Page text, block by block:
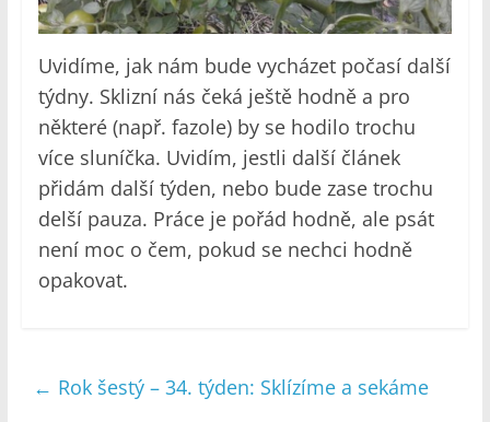
Uvidíme, jak nám bude vycházet počasí další
týdny. Sklizní nás čeká ještě hodně a pro
některé (např. fazole) by se hodilo trochu
více sluníčka. Uvidím, jestli další článek
přidám další týden, nebo bude zase trochu
delší pauza. Práce je pořád hodně, ale psát
není moc o čem, pokud se nechci hodně
opakovat.
← Rok šestý – 34. týden: Sklízíme a sekáme